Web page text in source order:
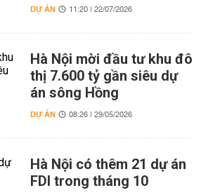
DỰ ÁN 11:20 | 22/07/2026
Hà Nội mời đầu tư khu đô
thị 7.600 tỷ gần siêu dự
án sông Hồng
DỰ ÁN 08:26 | 29/05/2026
Hà Nội có thêm 21 dự án
FDI trong tháng 10